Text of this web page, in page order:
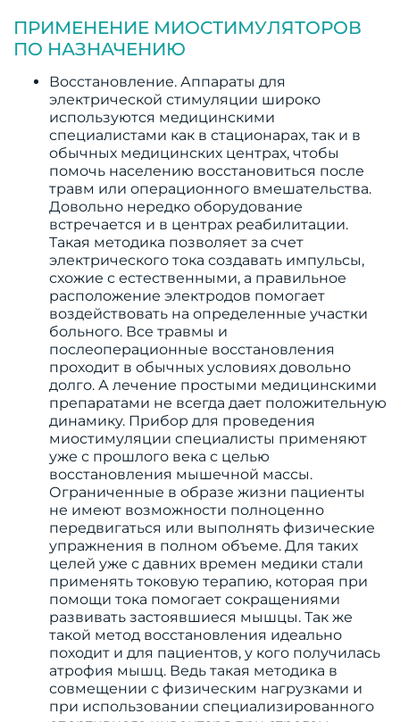
ПРИМЕНЕНИЕ МИОСТИМУЛЯТОРОВ
ПО НАЗНАЧЕНИЮ
Восстановление. Аппараты для
электрической стимуляции широко
используются медицинскими
специалистами как в стационарах, так и в
обычных медицинских центрах, чтобы
помочь населению восстановиться после
травм или операционного вмешательства.
Довольно нередко оборудование
встречается и в центрах реабилитации.
Такая методика позволяет за счет
электрического тока создавать импульсы,
схожие с естественными, а правильное
расположение электродов помогает
воздействовать на определенные участки
больного. Все травмы и
послеоперационные восстановления
проходит в обычных условиях довольно
долго. А лечение простыми медицинскими
препаратами не всегда дает положительную
динамику. Прибор для проведения
миостимуляции специалисты применяют
уже с прошлого века с целью
восстановления мышечной массы.
Ограниченные в образе жизни пациенты
не имеют возможности полноценно
передвигаться или выполнять физические
упражнения в полном объеме. Для таких
целей уже с давних времен медики стали
применять токовую терапию, которая при
помощи тока помогает сокращениями
развивать застоявшиеся мышцы. Так же
такой метод восстановления идеально
походит и для пациентов, у кого получилась
атрофия мышц. Ведь такая методика в
совмещении с физическим нагрузками и
при использовании специализированного